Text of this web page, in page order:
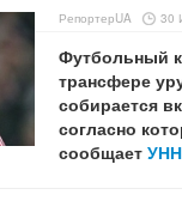
РепортерUA 30
Футбольный
трансфере
собирается
согласно
сообщает УНН